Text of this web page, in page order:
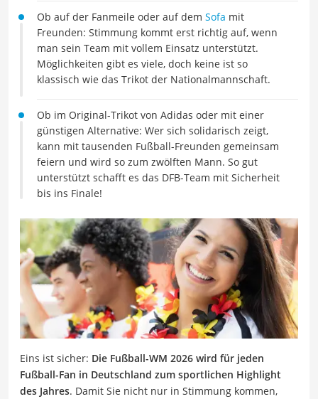
Ob auf der Fanmeile oder auf dem Sofa mit
Freunden: Stimmung kommt erst richtig auf, wenn
man sein Team mit vollem Einsatz unterstützt.
Möglichkeiten gibt es viele, doch keine ist so
klassisch wie das Trikot der Nationalmannschaft.
Ob im Original-Trikot von Adidas oder mit einer
günstigen Alternative: Wer sich solidarisch zeigt,
kann mit tausenden Fußball-Freunden gemeinsam
feiern und wird so zum zwölften Mann. So gut
unterstützt schafft es das DFB-Team mit Sicherheit
bis ins Finale!
Eins ist sicher: Die Fußball-WM 2026 wird für jeden
Fußball-Fan in Deutschland zum sportlichen Highlight
des Jahres. Damit Sie nicht nur in Stimmung kommen,